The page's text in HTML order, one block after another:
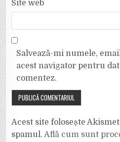
Site web
Salvează-mi numele,
acest navigator pentru
comentez.
Acest site folosește
spamul.Află cum sunt